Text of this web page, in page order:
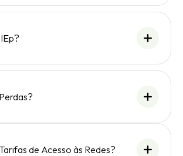
de Acesso às Redes?